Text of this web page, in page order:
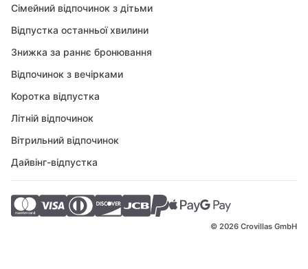
Сімейний відпочинок з дітьми
Відпустка останньої хвилини
Знижка за раннє бронювання
Відпочинок з вечірками
Коротка відпустка
Літній відпочинок
Вітрильний відпочинок
Дайвінг-відпустка
© 2026 Crovillas GmbH